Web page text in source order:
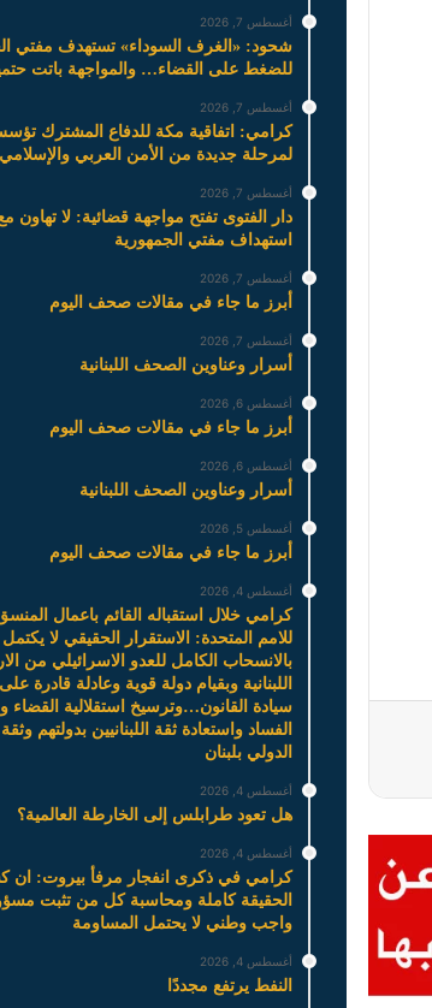
أغسطس 7, 2026
شحود: «الغرف السوداء» تستهدف مفتي
للضغط على القضاء… والمواجهة باتت
أغسطس 7, 2026
كرامي: اتفاقية مكة للدفاع المشترك
لمرحلة جديدة من الأمن العربي والإسلامي
أغسطس 7, 2026
دار الفتوى تفتح مواجهة قضائية: لا تهاون
استهداف مفتي الجمهورية
أغسطس 7, 2026
أبرز ما جاء في مقالات صحف اليوم
أغسطس 7, 2026
أسرار وعناوين الصحف اللبنانية
أغسطس 6, 2026
أبرز ما جاء في مقالات صحف اليوم
أغسطس 6, 2026
أسرار وعناوين الصحف اللبنانية
أغسطس 5, 2026
أبرز ما جاء في مقالات صحف اليوم
أغسطس 4, 2026
كرامي خلال استقباله القائم باعمال
للامم المتحدة: الاستقرار الحقيقي لا يكتمل
بالانسحاب الكامل للعدو الاسرائيلي من
اللبنانية وبقيام دولة قوية وعادلة قادرة
سيادة القانون…وترسيخ استقلالية القضاء
الفساد واستعادة ثقة اللبنانيين بدولتهم
الدولي بلبنان
أغسطس 4, 2026
هل تعود طرابلس إلى الخارطة العالمية؟
أغسطس 4, 2026
كرامي في ذكرى انفجار مرفأ بيروت:
الحقيقة كاملة ومحاسبة كل من تثبت
واجب وطني لا يحتمل المساومة
أغسطس 4, 2026
النفط يرتفع مجددًا